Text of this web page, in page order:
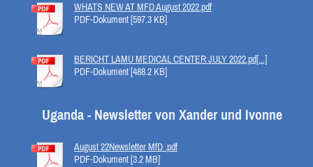
WHATS NEW AT MFD August 2022.pdf
PDF-Dokument [597.3 KB]
BERICHT LAMU MEDICAL CENTER JULY 2022.pd[...]
PDF-Dokument [488.2 KB]
Uganda - Newsletter von Xander und Ivonne
August 22Newsletter MfD .pdf
PDF-Dokument [3.2 MB]